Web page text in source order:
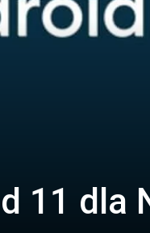
11 dla